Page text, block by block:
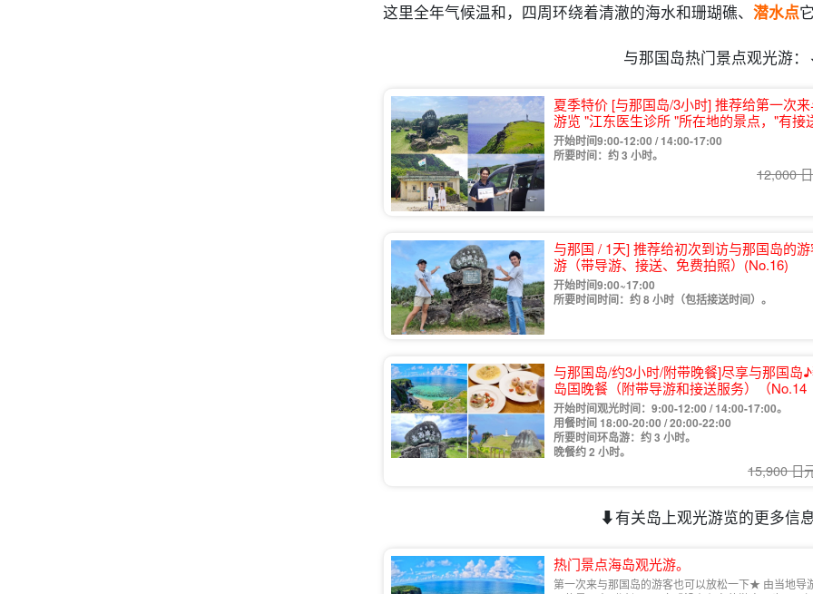
这里全年气候温和，四周环绕着清澈的海水和珊瑚礁、 潜水点
与那国岛热门景点观光游
夏季特价 [与那国岛/3小时] 推荐给第一次
游览 "江东医生诊所 "所在地的景点，"有接
开始时间9:00-12:00 / 14:00-17:00
所要时间：约 3 小时。
12,000
与那国 / 1天] 推荐给初次到访与那国岛的
游（带导游、接送、免费拍照）(No.16)
开始时间9:00~17:00
所要时间时间：约 8 小时（包括接送时间）。
与那国岛/约3小时/附带晚餐]尽享与那国
岛国晚餐（附带导游和接送服务）（No.14
开始时间观光时间：9:00-12:00 / 14:00-17:00。
用餐时间 18:00-20:00 / 20:00-22:00
所要时间环岛游：约 3 小时。
晚餐约 2 小时。
15,900 日
⬇︎有关岛上观光游览的更多信
热门景点海岛观光游。
第一次来与那国岛的游客也可以放松一下★ 由当地导